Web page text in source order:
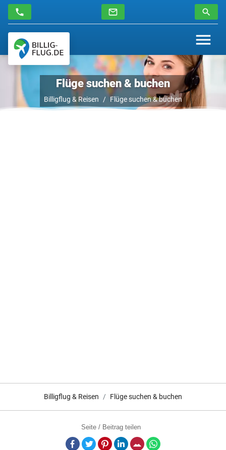
Flüge suchen & buchen
Billigflug & Reisen Flüge suchen & buchen
Billigflug & Reisen Flüge suchen & buchen
Seite / Beitrag teilen
Facebook
TwitterPinterestLinkedInE-Mail